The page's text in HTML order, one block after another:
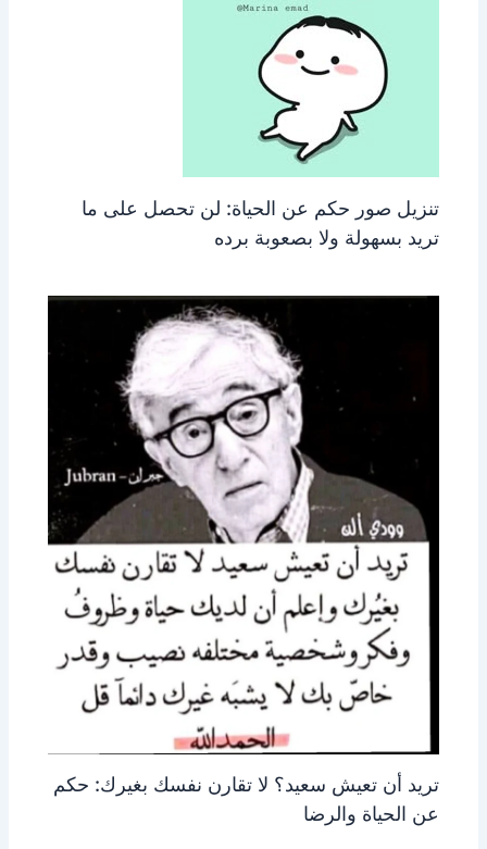
تنزيل صور حكم عن الحياة: لن تحصل على ما
تريد بسهولة ولا بصعوبة برده
تريد أن تعيش سعيد؟ لا تقارن نفسك بغيرك: حكم
عن الحياة والرضا